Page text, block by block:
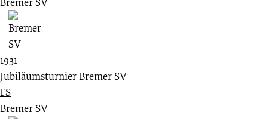
1931
Jubiläumsturnier Bremer SV
FS
Bremer SV